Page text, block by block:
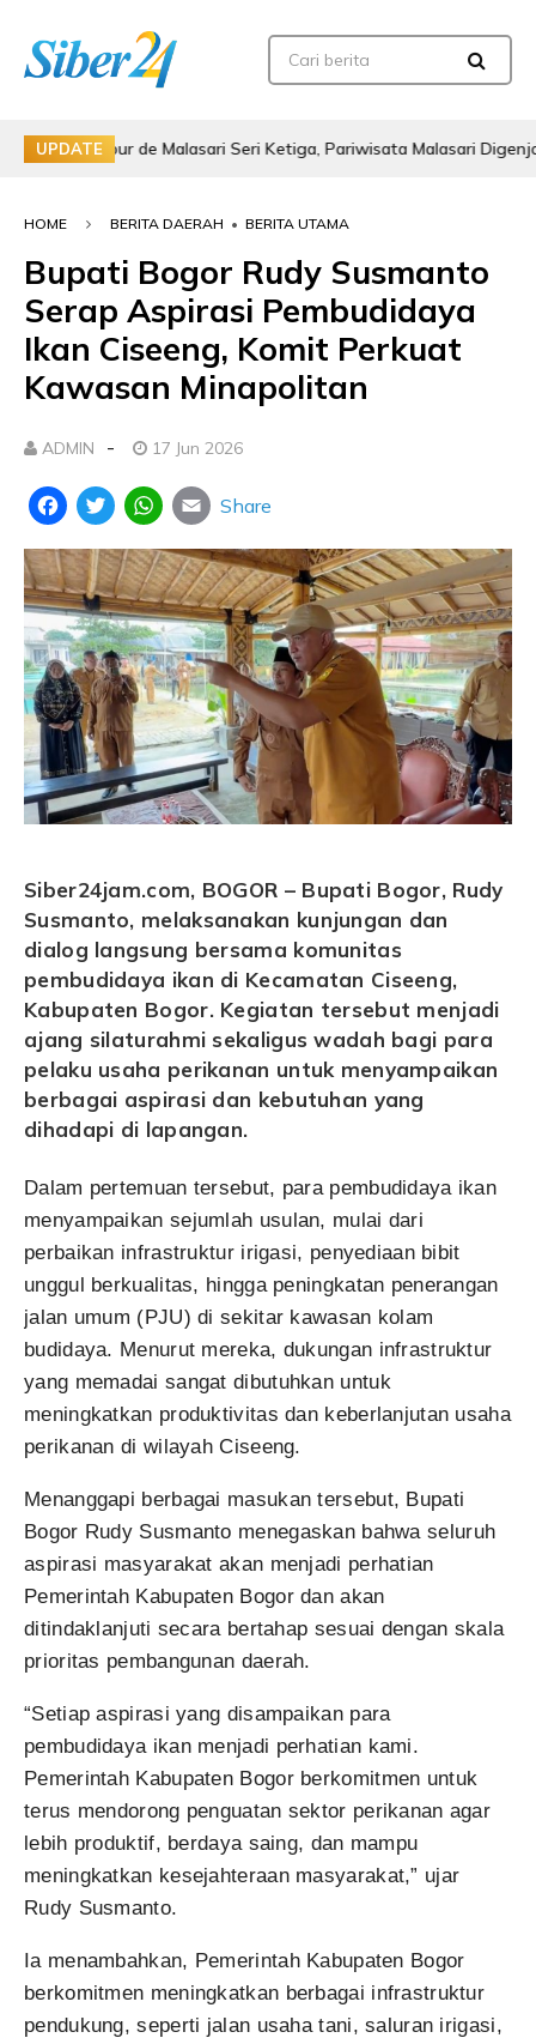
UPDATE
de Malasari Seri Ketiga, Pariwisata Malasari Digenjot
HOME BERITA DAERAH • BERITA UTAMA
Bupati Bogor Rudy Susmanto
Serap Aspirasi Pembudidaya
Ikan Ciseeng, Komit Perkuat
Kawasan Minapolitan
ADMIN - 17 Jun 2026
FacebookTwitterWhatsApp
Email
Share
Siber24jam.com, BOGOR – Bupati Bogor, Rudy
Susmanto, melaksanakan kunjungan dan
dialog langsung bersama komunitas
pembudidaya ikan di Kecamatan Ciseeng,
Kabupaten Bogor. Kegiatan tersebut menjadi
ajang silaturahmi sekaligus wadah bagi para
pelaku usaha perikanan untuk menyampaikan
berbagai aspirasi dan kebutuhan yang
dihadapi di lapangan.
Dalam pertemuan tersebut, para pembudidaya ikan
menyampaikan sejumlah usulan, mulai dari
perbaikan infrastruktur irigasi, penyediaan bibit
unggul berkualitas, hingga peningkatan penerangan
jalan umum (PJU) di sekitar kawasan kolam
budidaya. Menurut mereka, dukungan infrastruktur
yang memadai sangat dibutuhkan untuk
meningkatkan produktivitas dan keberlanjutan usaha
perikanan di wilayah Ciseeng.
Menanggapi berbagai masukan tersebut, Bupati
Bogor Rudy Susmanto menegaskan bahwa seluruh
aspirasi masyarakat akan menjadi perhatian
Pemerintah Kabupaten Bogor dan akan
ditindaklanjuti secara bertahap sesuai dengan skala
prioritas pembangunan daerah.
“Setiap aspirasi yang disampaikan para
pembudidaya ikan menjadi perhatian kami.
Pemerintah Kabupaten Bogor berkomitmen untuk
terus mendorong penguatan sektor perikanan agar
lebih produktif, berdaya saing, dan mampu
meningkatkan kesejahteraan masyarakat,” ujar
Rudy Susmanto.
Ia menambahkan, Pemerintah Kabupaten Bogor
berkomitmen meningkatkan berbagai infrastruktur
pendukung, seperti jalan usaha tani, saluran irigasi,